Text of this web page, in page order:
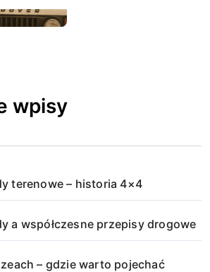
wpisy
terenowe – historia 4×4
a współczesne przepisy drogowe
– gdzie warto pojechać